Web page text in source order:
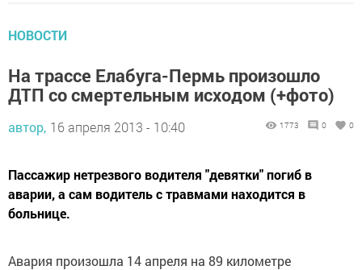
НОВОСТИ
На трассе Елабуга-Пермь произошло
ДТП со смертельным исходом (+фото)
автор, 16 апреля 2013 - 10:40 1773 0 0
Пассажир нетрезвого водителя "девятки" погиб в
аварии, а сам водитель с травмами находится в
больнице.
Авария произошла 14 апреля на 89 километре